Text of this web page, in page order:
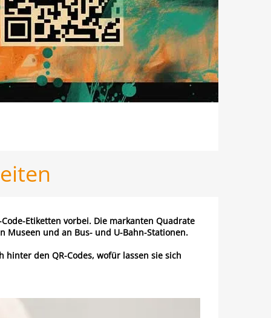
Etiketten vorbei. Die markanten Quadrate
Museen und an Bus- und U-Bahn-Stationen.
den QR-Codes, wofür lassen sie sich